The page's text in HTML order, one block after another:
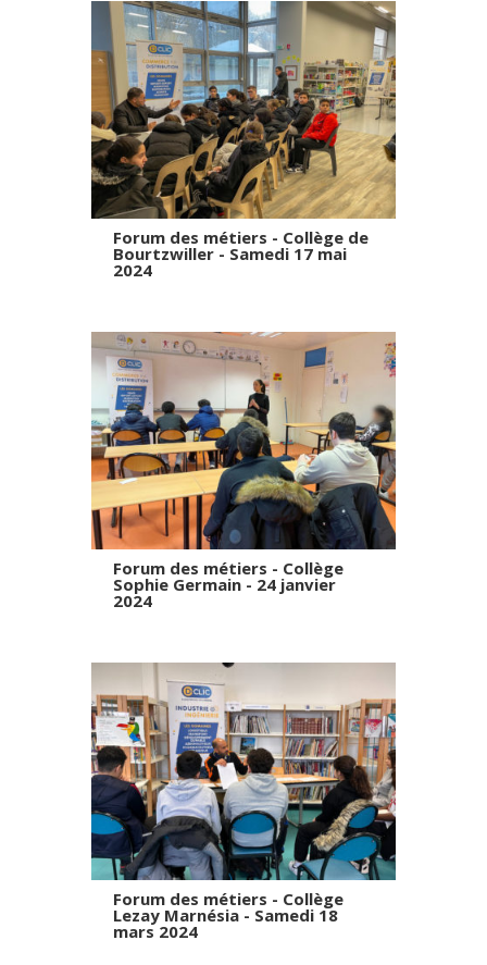
Forum des métiers - Collège de
Bourtzwiller - Samedi 17 mai
2024
Forum des métiers - Collège
Sophie Germain - 24 janvier
2024
Forum des métiers - Collège
Lezay Marnésia - Samedi 18
mars 2024